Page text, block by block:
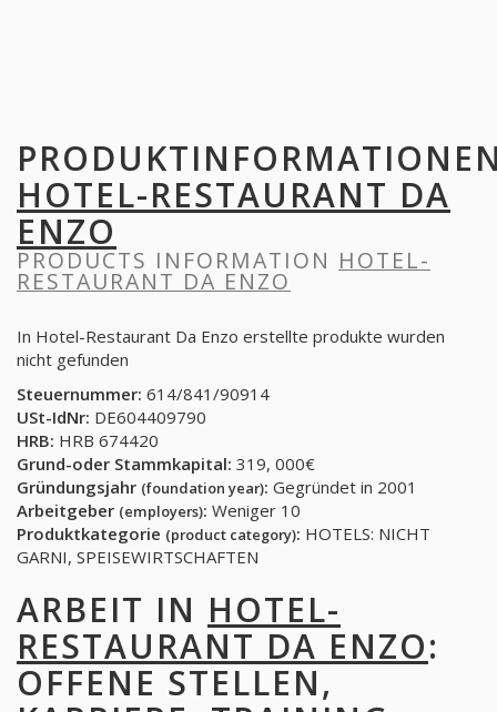
HOTEL-RESTAURANT DA
ENZO
PRODUCTS INFORMATION HOTEL-
RESTAURANT DA ENZO
In Hotel-Restaurant Da Enzo erstellte produkte wurden
nicht gefunden
Steuernummer: 614/841/90914
USt-IdNr: DE604409790
HRB: HRB 674420
Grund-oder Stammkapital: 319, 000€
Gründungsjahr (foundation year): Gegründet in 2001
Arbeitgeber (employers): Weniger 10
Produktkategorie (product category): HOTELS: NICHT
GARNI, SPEISEWIRTSCHAFTEN
ARBEIT IN HOTEL-
RESTAURANT DA ENZO:
OFFENE STELLEN,